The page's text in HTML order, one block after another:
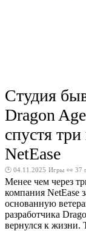
Студия
Dragon
спустя
NetEase
🕑 04.11.2025 Игры 👀 37
Менее чем через
компания NetEase
основанную
разработчика
вернулся к жизни.